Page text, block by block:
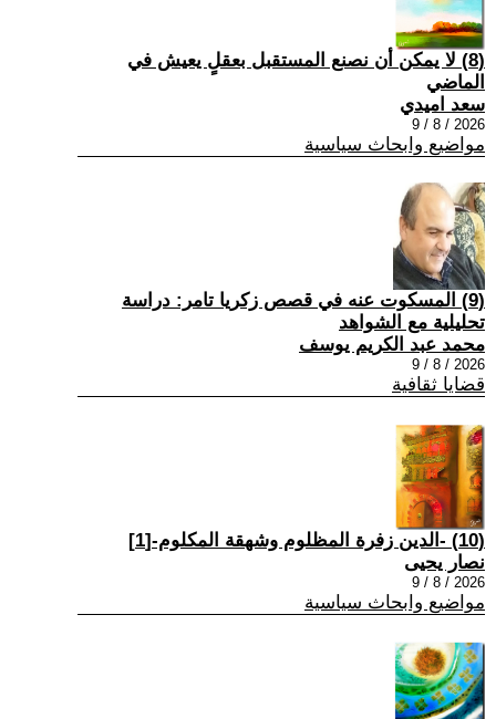
(8) لا يمكن أن نصنع المستقبل بعقلٍ يعيش في
الماضي
سعد اميدي
2026 / 8 / 9
مواضيع وابحاث سياسية
(9) المسكوت عنه في قصص زكريا تامر: دراسة
تحليلية مع الشواهد
محمد عبد الكريم يوسف
2026 / 8 / 9
قضايا ثقافية
(10) -الدين زفرة المظلوم وشهقة المكلوم-[1]
نصار يحيى
2026 / 8 / 9
مواضيع وابحاث سياسية